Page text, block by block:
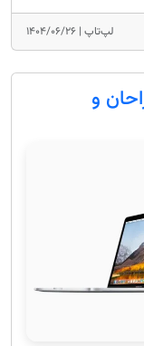
لپ‌تاپ | ۱۴۰۴/۰۶/۲۶
و